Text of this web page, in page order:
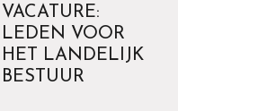
VACATURE:
LEDEN VOOR
HET LANDELIJK
BESTUUR